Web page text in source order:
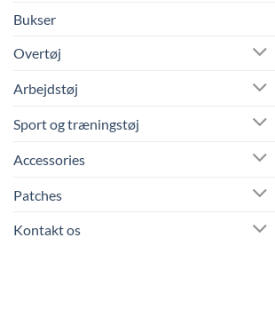
Bukser
Overtøj
Arbejdstøj
Sport og træningstøj
Accessories
Patches
Kontakt os